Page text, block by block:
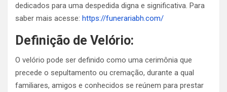
dedicados para uma despedida digna e significativa. Para
saber mais acesse: https://funerariabh.com/
Definição de Velório:
O velório pode ser definido como uma cerimônia que
precede o sepultamento ou cremação, durante a qual
familiares, amigos e conhecidos se reúnem para prestar